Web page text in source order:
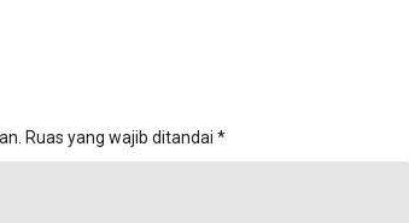
Ruas yang wajib ditandai *